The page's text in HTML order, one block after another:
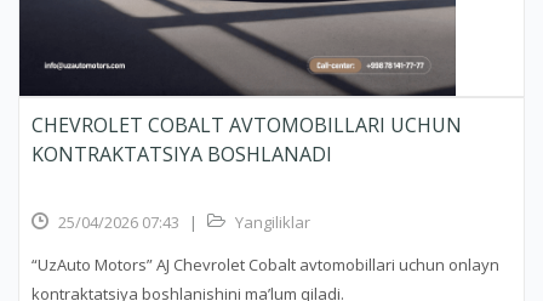
CHEVROLET COBALT AVTOMOBILLARI UCHUN
KONTRAKTATSIYA BOSHLANADI
25/04/2026 07:43 |
Yangiliklar
“UzAuto Motors” AJ Chevrolet Cobalt avtomobillari uchun onlayn
kontraktatsiya boshlanishini ma’lum qiladi.